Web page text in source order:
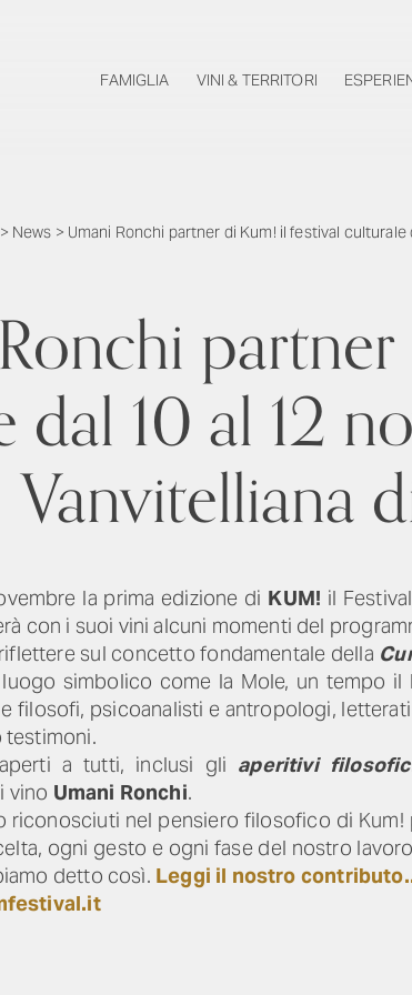
FAMIGLIA VINI & TERRITORI
> News > Umani Ronchi partner di Kum! il festival
dal 10 al 12
Vanvitelliana
la prima edizione di KUM! il
con i suoi vini alcuni momenti del
sul concetto fondamentale della
simbolico come la Mole, un tempo
filosofi, psicoanalisti e antropologi,
testimoni.
a tutti, inclusi gli aperitivi
vino Umani Ronchi.
riconosciuti nel pensiero filosofico di
ogni gesto e ogni fase del nostro
detto così. Leggi il nostro